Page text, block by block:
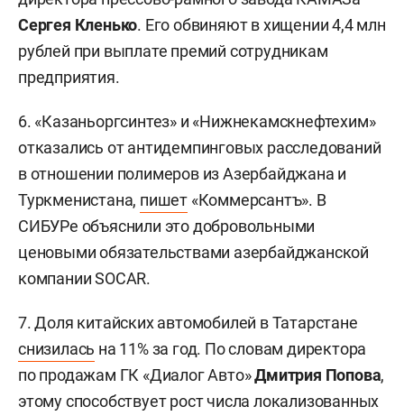
Сергея Кленько. Его обвиняют в хищении 4,4 млн
рублей при выплате премий сотрудникам
предприятия.
6. «Казаньоргсинтез» и «Нижнекамскнефтехим»
отказались от антидемпинговых расследований
в отношении полимеров из Азербайджана и
Туркменистана, пишет «Коммерсантъ». В
СИБУРе объяснили это добровольными
ценовыми обязательствами азербайджанской
компании SOCAR.
7. Доля китайских автомобилей в Татарстане
снизилась на 11% за год. По словам директора
по продажам ГК «Диалог Авто»Дмитрия Попова,
этому способствует рост числа локализованных